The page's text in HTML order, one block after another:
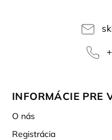
INFORMÁCIE PRE
O nás
Registrácia